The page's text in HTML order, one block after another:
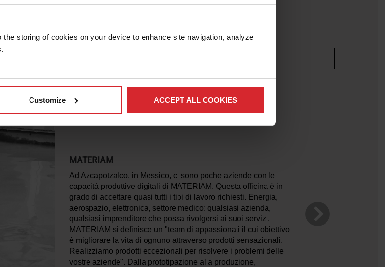
the storing of cookies on your device to enhance site navigation, analyze
Customize ACCEPT ALL COOKIES
alla tua officina la possibilità di
molte industrie.
MATERIAM
Ad Azcapotzalco, in Messico, ci sono poche aziende con le
capacità produttive digitali di MATERIAM. Questa officina è in
grado di accettare quasi tutti i tipi di lavoro richiesti. Energia,
aerospazio, elettronica, settore medico: qualsiasi azienda,
qualsiasi imprenditore che possa rivolgersi ai suoi servizi.
MATERIAM si definisce un "team di appassionati il cui obiettivo
è migliorare la vita di ognuno attraverso prodotti sensazionali.
Realizziamo prodotti eccezionali per risolvere i problemi delle
vostre aziende". Dalla prototipazione alla produzione,